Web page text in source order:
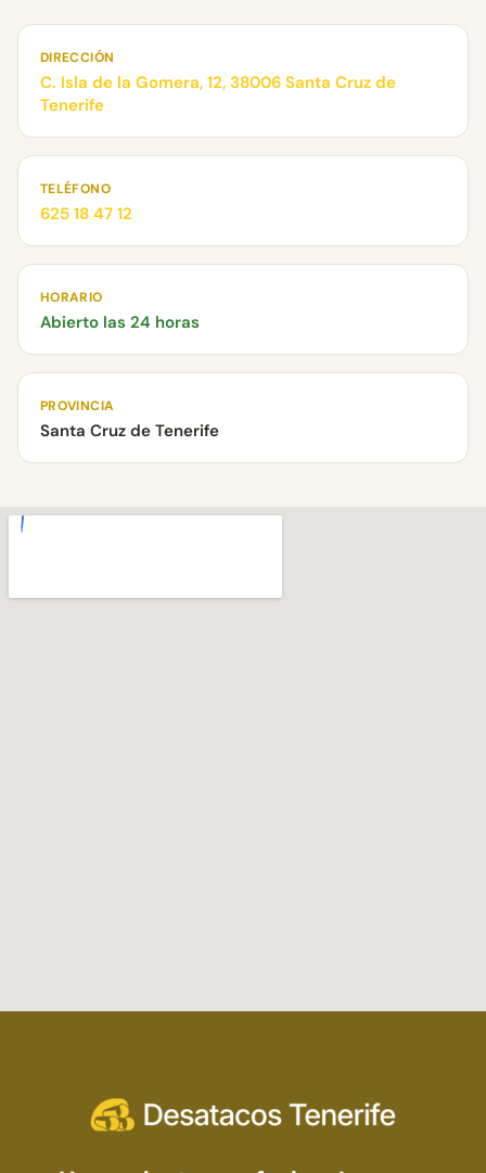
DIRECCIÓN
C. Isla de la Gomera, 12, 38006 Santa Cruz de
Tenerife
TELÉFONO
625 18 47 12
HORARIO
Abierto las 24 horas
PROVINCIA
Santa Cruz de Tenerife